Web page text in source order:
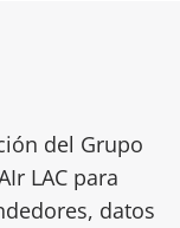
del Grupo
LAC para
datos